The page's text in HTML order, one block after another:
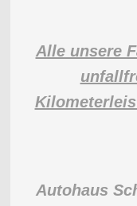
Alle unsere
Autohaus